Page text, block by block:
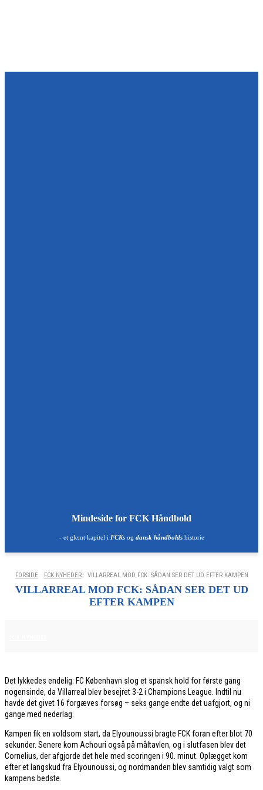
Mindeside for FCK Håndbold
- et glemt kapitel i FCKsog dansk håndboldshistorie
FORSIDE FCK NYHEDER VILLARREAL MOD FCK: SÅDAN SER DET UD EFTER KAMPEN
VILLARREAL MOD FCK: SÅDAN SER DET UD
EFTER KAMPEN
Det lykkedes endelig: FC København slog et spansk hold for første gang
nogensinde, da Villarreal blev besejret 3-2 i Champions League. Indtil nu
havde det givet 16 forgæves forsøg – seks gange endte det uafgjort, og ni
gange med nederlag.
Kampen fik en voldsom start, da Elyounoussi bragte FCK foran efter blot 70
sekunder. Senere kom Achouri også på måltavlen, og i slutfasen blev det
Cornelius, der afgjorde det hele med scoringen i 90. minut. Oplægget kom
efter et langskud fra Elyounoussi, og nordmanden blev samtidig valgt som
kampens bedste.